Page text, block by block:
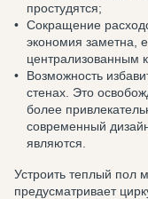
простудятся;
Сокращение
экономия заметна,
централизованным
Возможность
стенах. Это
более
современный
являются.
Устроить теплый пол
предусматривает